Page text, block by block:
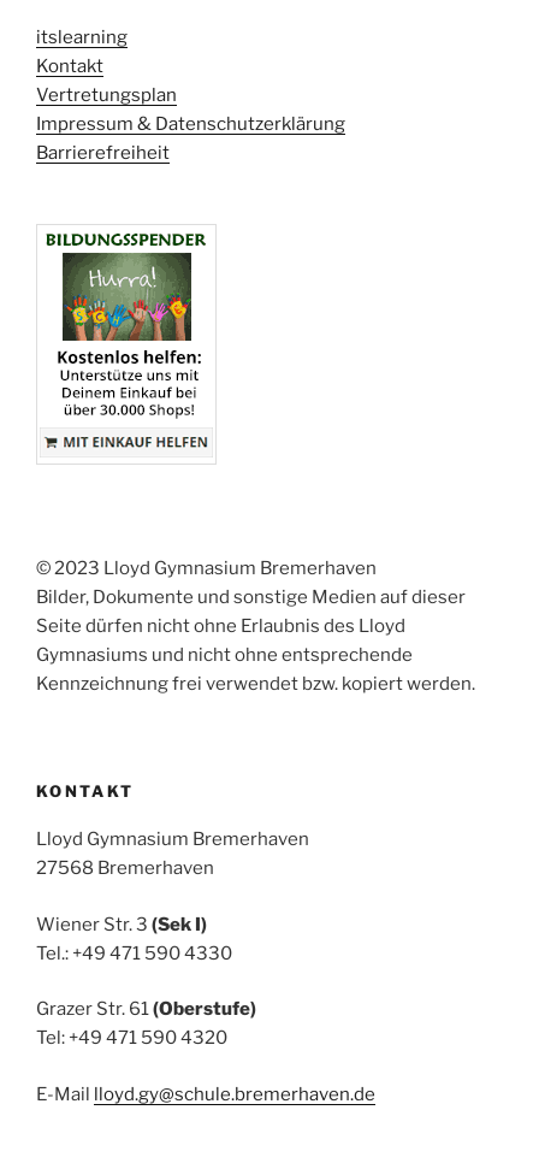
itslearning
Kontakt
Vertretungsplan
Impressum & Datenschutzerklärung
Barrierefreiheit
© 2023 Lloyd Gymnasium Bremerhaven
Bilder, Dokumente und sonstige Medien auf dieser
Seite dürfen nicht ohne Erlaubnis des Lloyd
Gymnasiums und nicht ohne entsprechende
Kennzeichnung frei verwendet bzw. kopiert werden.
KONTAKT
Lloyd Gymnasium Bremerhaven
27568 Bremerhaven
Wiener Str. 3 (Sek I)
Tel.: +49 471 590 4330
Grazer Str. 61(Oberstufe)
Tel: +49 471 590 4320
E-Mail lloyd.gy@schule.bremerhaven.de